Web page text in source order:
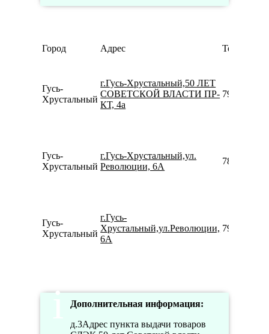
Город Адрес Телефон
Гусь-
Хрустальный
г.Гусь-Хрустальный,50 ЛЕТ
СОВЕТСКОЙ ВЛАСТИ ПР-
КТ, 4а
Гусь-
Хрустальный
г.Гусь-Хрустальный,ул.
Революции, 6А
Гусь-
Хрустальный
г.Гусь-
Хрустальный,ул.Революции,
6А
Дополнительная информация:
д.3Адрес пункта выдачи товаров